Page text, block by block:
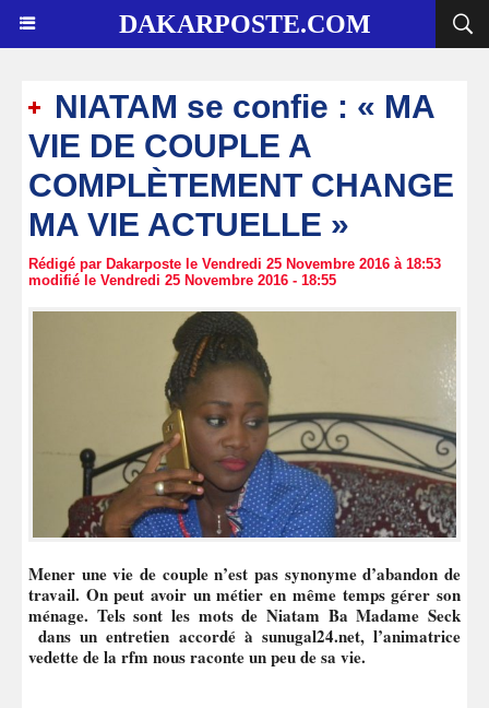
DAKARPOSTE.COM
NIATAM se confie : « MA
VIE DE COUPLE A
COMPLÈTEMENT CHANGE
MA VIE ACTUELLE »
Rédigé par Dakarposte le Vendredi 25 Novembre 2016 à 18:53
modifié le Vendredi 25 Novembre 2016 - 18:55
Mener une vie de couple n’est pas synonyme d’abandon de
travail. On peut avoir un métier en même temps gérer son
ménage. Tels sont les mots de Niatam Ba Madame Seck
dans un entretien accordé à sunugal24.net, l’animatrice
vedette de la rfm nous raconte un peu de sa vie.